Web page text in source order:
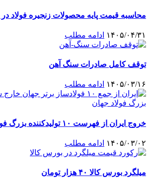
محاسبه قیمت پایه محصولات زنجیره فولاد
۱۴۰۵/۰۴/۳۱ ادامه مطلب
توقف کامل صادرات سنگ آهن
۱۴۰۵/۰۳/۱۶ ادامه مطلب
خروج ایران از فهرست ۱۰ تولیدکننده بزرگ فولاد جهان
۱۴۰۵/۰۳/۰۲ ادامه مطلب
میلگرد بورس کالا ۴۰ هزار تومان